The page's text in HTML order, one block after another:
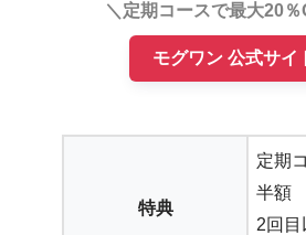
＼定期コースで最大20％
モグワン 公式サイ
特典
定期
半額
2回目